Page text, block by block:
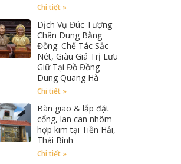
Chi tiết »
Dịch Vụ Đúc Tượng
Chân Dung Bằng
Đồng: Chế Tác Sắc
Nét, Giàu Giá Trị Lưu
Giữ Tại Đồ Đồng
Dung Quang Hà
Chi tiết »
Bàn giao & lắp đặt
cổng, lan can nhôm
hợp kim tại Tiền Hải,
Thái Bình
Chi tiết »